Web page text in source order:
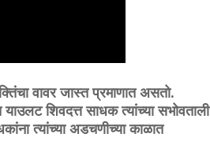
वावर जास्त प्रमाणात असतो.
याउलट शिवदत्त साधक त्यांच्या सभोवताली
त्यांच्या अडचणीच्या काळात